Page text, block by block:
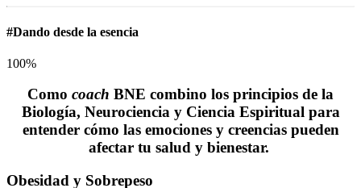
#Dando desde la esencia
100%
Como coach BNE combino los principios de la
Biología, Neurociencia y Ciencia Espiritual para
entender cómo las emociones y creencias pueden
afectar tu salud y bienestar.
Obesidad y Sobrepeso